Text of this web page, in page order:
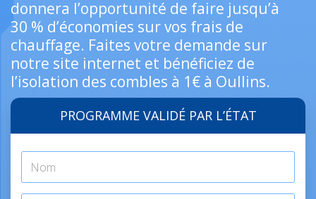
donnera l’opportunité de faire jusqu’à
30 % d’économies sur vos frais de
chauffage. Faites votre demande sur
notre site internet et bénéficiez de
l’isolation des combles à 1€ à Oullins.
PROGRAMME VALIDÉ PAR L’ÉTAT